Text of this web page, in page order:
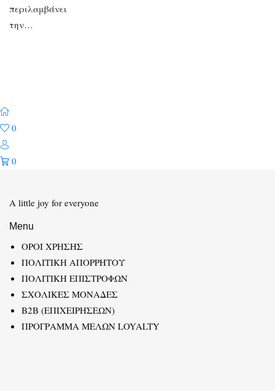
περιλαμβάνει
την…
0
0
A little joy for everyone
Menu
ΟΡΟΙ ΧΡΗΣΗΣ
ΠΟΛΙΤΙΚΗ ΑΠΟΡΡΗΤΟΥ
ΠΟΛΙΤΙΚΗ ΕΠΙΣΤΡΟΦΩΝ
ΣΧΟΛΙΚΕΣ ΜΟΝΑΔΕΣ
B2B (ΕΠΙΧΕΙΡΗΣΕΩΝ)
ΠΡΟΓΡΑΜΜΑ ΜΕΛΩΝ LOYALTY